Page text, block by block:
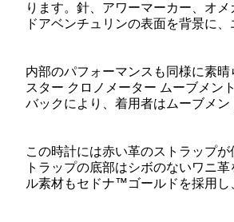
ります。針、アワーマーカー、オ
ドアベンチュリンの表面を背景に
内部のパフォーマンスも同様に素
スター クロノメーター ムーブメン
バックにより、着用者はムーブメ
この時計には赤い革のストラップ
トラップの底部はシボのないワニ
ル素材もセドナ™ゴールドを採用し